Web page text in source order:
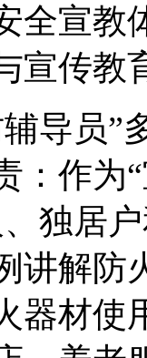
宣教
宣传教
导员”
：作为
独居
讲解防
器材使